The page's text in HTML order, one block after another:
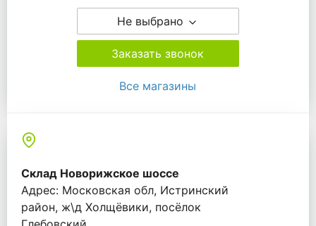
Не выбрано
Заказать звонок
Все магазины
Склад Новорижское шоссе
Адрес: Московская обл, Истринский
район, ж\д Холщёвики, посёлок